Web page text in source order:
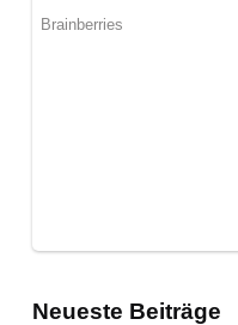
Neueste Beiträge